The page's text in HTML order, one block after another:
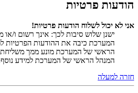
הודעות פרטיות
אני לא יכול לשלוח הודעות פרטיות!
ישנן שלוש סיבות לכך: אינך רשום ו/
המערכת כיבה את ההודעות הפרטיות
הראשי של המערכת מונע ממך
המנהל הראשי של המערכת למידע
חזרה למעלה